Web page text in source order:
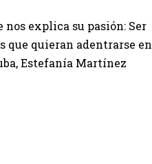
explica su pasión: Ser
que quieran adentrarse en
Estefanía Martínez